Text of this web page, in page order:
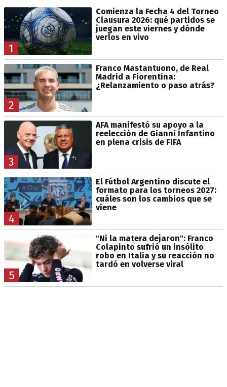
1
Comienza la Fecha 4 del Torneo
Clausura 2026: qué partidos se
juegan este viernes y dónde
verlos en vivo
2
Franco Mastantuono, de Real
Madrid a Fiorentina:
¿Relanzamiento o paso atrás?
3
AFA manifestó su apoyo a la
reelección de Gianni Infantino
en plena crisis de FIFA
4
El Fútbol Argentino discute el
formato para los torneos 2027:
cuáles son los cambios que se
viene
5
"Ni la matera dejaron": Franco
Colapinto sufrió un insólito
robo en Italia y su reacción no
tardó en volverse viral